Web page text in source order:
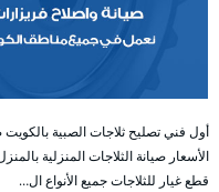
أول فني تصليح ثلاجات الصبية
الأسعار صيانة الثلاجات المنزلية
قطع غيار للثلاجات جميع الأنواع ال…